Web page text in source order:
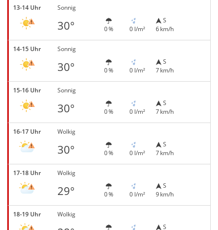
13-14 Uhr Sonnig
30° 0 % 0 l/m²
S
6 km/h
14-15 Uhr Sonnig
30° 0 % 0 l/m²
S
7 km/h
15-16 Uhr Sonnig
30° 0 % 0 l/m²
S
7 km/h
16-17 Uhr Wolkig
30° 0 % 0 l/m²
S
7 km/h
17-18 Uhr Wolkig
29° 0 % 0 l/m²
S
9 km/h
18-19 Uhr Wolkig
S